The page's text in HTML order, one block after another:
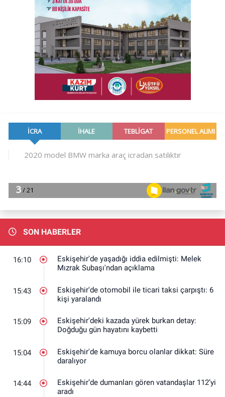
SON HABERLER
16:10
Eskişehir'de yaşadığı iddia edilmişti: Melek
Mızrak Subaşı'ndan açıklama
15:43
Eskişehir'de otomobil ile ticari taksi çarpıştı: 6
kişi yaralandı
15:09
Eskişehir'deki kazada yürek burkan detay:
Doğduğu gün hayatını kaybetti
15:04
Eskişehir'de kamuya borcu olanlar dikkat: Süre
daralıyor
14:44
Eskişehir’de dumanları gören vatandaşlar 112’yi
aradı